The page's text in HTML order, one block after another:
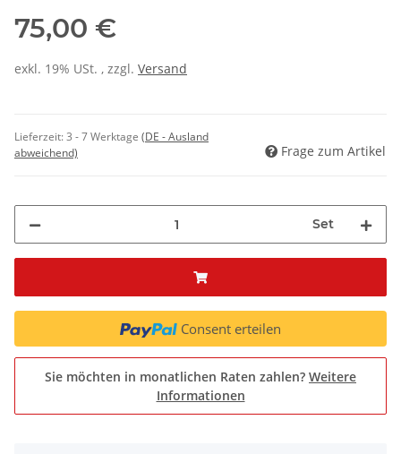
75,00 €
exkl. 19% USt. , zzgl. Versand
Lieferzeit:3 - 7 Werktage (DE - Ausland
abweichend)
Frage zum Artikel
Set
Consent erteilen
Sie möchten in monatlichen Raten zahlen? Weitere
Informationen